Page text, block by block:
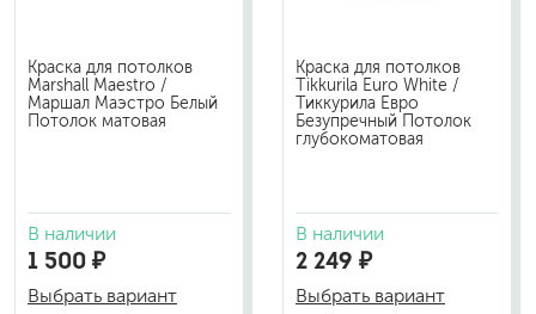
Краска для потолков
Marshall Maestro /
Маршал Маэстро Белый
Потолок матовая
В наличии
1 500 ₽
Выбрать вариант
Краска для потолков
Tikkurila Euro White /
Тиккурила Евро
Безупречный Потолок
глубокоматовая
В наличии
2 249 ₽
Выбрать вариант